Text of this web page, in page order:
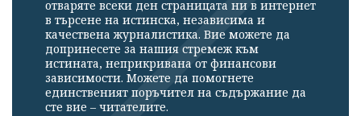
отваряте всеки ден страницата ни в интернет
в търсене на истинска, независима и
качествена журналистика. Вие можете да
допринесете за нашия стремеж към
истината, неприкривана от финансови
зависимости. Можете да помогнете
единственият поръчител на съдържание да
сте вие – читателите.